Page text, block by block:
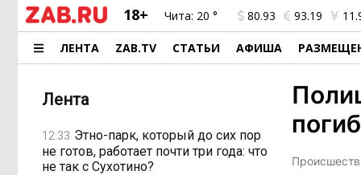
18+ Чита: 20 ° 80.93 93.19
ЛЕНТА ZAB.TV СТАТЬИ АФИША
Лента
12:33 Этно-парк, который до сих пор
не готов, работает почти три года: что
не так с Сухотино?